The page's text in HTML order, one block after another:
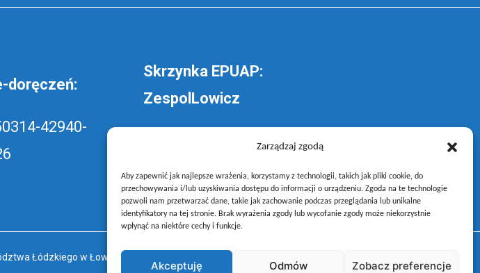
Zarządzaj zgodą
Aby zapewnić jak najlepsze wrażenia, korzystamy z technologii, takich jak pliki cookie, do
przechowywania i/lub uzyskiwania dostępu do informacji o urządzeniu. Zgoda na te technologie
pozwoli nam przetwarzać dane, takie jak zachowanie podczas przeglądania lub unikalne
identyfikatory na tej stronie. Brak wyrażenia zgody lub wycofanie zgody może niekorzystnie
wpłynąć na niektóre cechy i funkcje.
Akceptuję Odmów Zobacz preferencje
doręczeń:
42940-
Skrzynka EPUAP:
ZespolLowicz
wyślij pismo ogólne do
Łódzkiego w Łowiczu